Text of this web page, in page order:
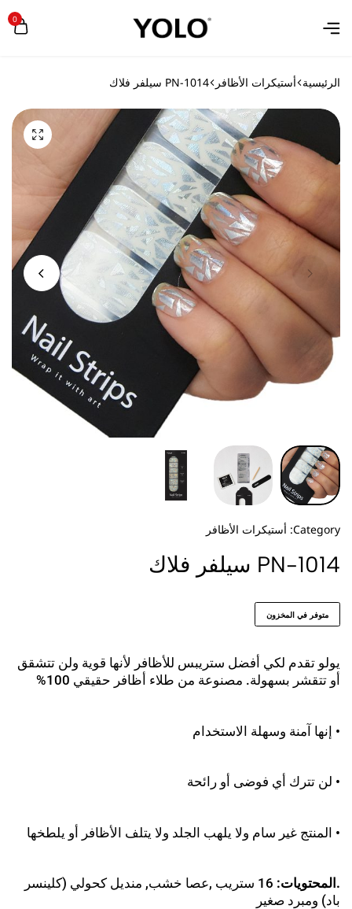
0
الرئيسية أستيكرات الأظافر PN-1014 سيلفر فلاك
Category: أستيكرات الأظافر
PN-1014 سيلفر فلاك
متوفر في المخزون
يولو تقدم لكي أفضل ستريبس للأظافر لأنها قوية ولن تتشقق
أو تتقشر بسهولة. مصنوعة من طلاء أظافر حقيقي 100%
• إنها آمنة وسهلة الاستخدام
• لن تترك أي فوضى أو رائحة
• المنتج غير سام ولا يلهب الجلد ولا يتلف الأظافر أو يلطخها
.المحتويات:
16 ستريب ,عصا خشب, منديل كحولي (كلينسر
باد) ومبرد صغير